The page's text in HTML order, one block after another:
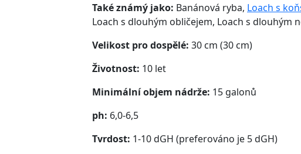
Také známý jako: Banánová ryba, Loach s
Loach s dlouhým obličejem, Loach s dlouhým
Velikost pro dospělé: 30 cm (30 cm)
Životnost: 10 let
Minimální objem nádrže: 15 galonů
ph: 6,0-6,5
Tvrdost: 1-10 dGH (preferováno je 5 dGH)